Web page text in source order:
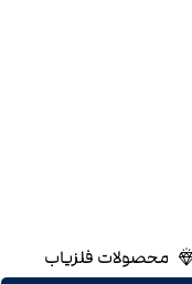
محصولات فلزیاب